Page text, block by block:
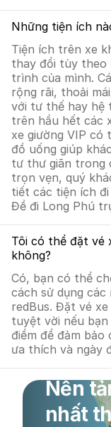
Những tiện ích
Tiện ích trên xe
thay đổi tùy theo
trình của mình.
rộng rãi, thoải
với tư thế hay hệ
trên hầu hết các
xe giường VIP có
đồ uống giúp
tư thư giãn trong
trọn vẹn, quý
tiết các tiện ích
Đề đi Long Phú
Tôi có thể đặt
không?
Có, bạn có thể
cách sử dụng
redBus. Đặt vé
tuyệt vời nếu bạn
điểm để đảm
ưa thích và ngày
Nền
nhất